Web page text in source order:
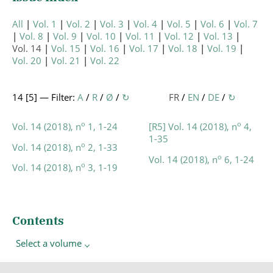
All Vol. 1 Vol. 2 Vol. 3 Vol. 4 Vol. 5 Vol. 6
Vol. 7
Vol. 8
Vol. 9 Vol. 10 Vol. 11 Vol. 12
Vol. 13
Vol. 14
Vol. 15 Vol. 16 Vol. 17 Vol. 18
Vol. 19
Vol. 20
Vol. 21 Vol. 22
14 [5] — Filter: A / R / Ø / ↻ FR / EN / DE / ↻
Vol. 14 (2018), no 1, 1-24
Vol. 14 (2018), no 2, 1-33
Vol. 14 (2018), no 3, 1-19
[R5] Vol. 14 (2018), no 4,
1-35
Vol. 14 (2018), no 6, 1-24
Contents
Select a volume